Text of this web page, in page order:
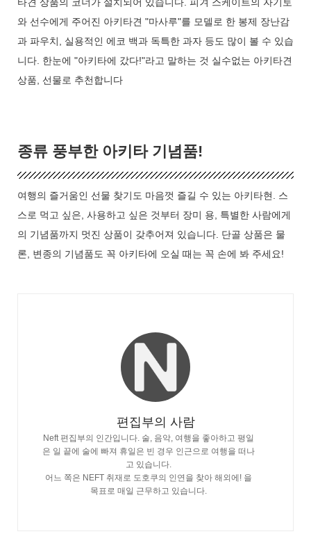
와 선수에게 주어진 아키타견 "마사루"를 모델로 한 봉제 장난감
과 파우치, 실용적인 에코 백과 독특한 과자 등도 많이 볼 수 있습
니다. 한눈에 "아키타에 갔다!"라고 말하는 것 실수없는 아키타견
상품, 선물로 추천합니다
종류 풍부한 아키타 기념품!
여행의 즐거움인 선물 찾기도 마음껏 즐길 수 있는 아키타현. 스
스로 먹고 싶은, 사용하고 싶은 것부터 장미 용, 특별한 사람에게
의 기념품까지 멋진 상품이 갖추어져 있습니다. 단골 상품은 물
론, 변종의 기념품도 꼭 아키타에 오실 때는 꼭 손에 봐 주세요!
편집부의 사람
Neft 편집부의 인간입니다. 술, 음악, 여행을 좋아하고 평일
은 일 끝에 술에 빠져 휴일은 빈 경우 인근으로 여행을 떠나
고 있습니다.
어느 쪽은 NEFT 취재로 도호쿠의 인연을 찾아 해외에! 을
목표로 매일 근무하고 있습니다.